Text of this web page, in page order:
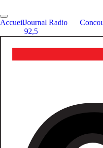
AccueilJournal Radio
92,5